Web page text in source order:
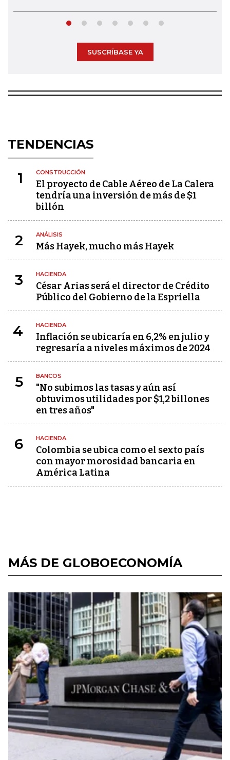
SUSCRÍBASE YA
TENDENCIAS
1 CONSTRUCCIÓN
El proyecto de Cable Aéreo de La Calera
tendría una inversión de más de $1
billón
2 ANÁLISIS
Más Hayek, mucho más Hayek
3 HACIENDA
César Arias será el director de Crédito
Público del Gobierno de la Espriella
4 HACIENDA
Inflación se ubicaría en 6,2% en julio y
regresaría a niveles máximos de 2024
5 BANCOS
"No subimos las tasas y aún así
obtuvimos utilidades por $1,2 billones
en tres años"
6 HACIENDA
Colombia se ubica como el sexto país
con mayor morosidad bancaria en
América Latina
MÁS DE GLOBOECONOMÍA